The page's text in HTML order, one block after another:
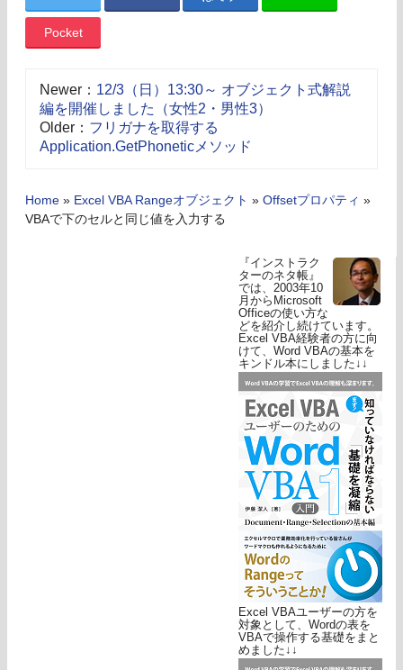
Pocket
Newer： 12/3（日）13:30～ オブジェクト式解説
編を開催しました（女性2・男性3）
Older： フリガナを取得する
Application.GetPhoneticメソッド
Home » Excel VBA Rangeオブジェクト » Offsetプロパティ »
VBAで下のセルと同じ値を入力する
『インストラク
ターのネタ帳』
では、2003年10
月からMicrosoft
Officeの使い方な
どを紹介し続けています。
Excel VBA経験者の方に向
けて、Word VBAの基本を
キンドル本にしました↓↓
Excel VBAユーザーの方を
対象として、Wordの表を
VBAで操作する基礎をまと
めました↓↓